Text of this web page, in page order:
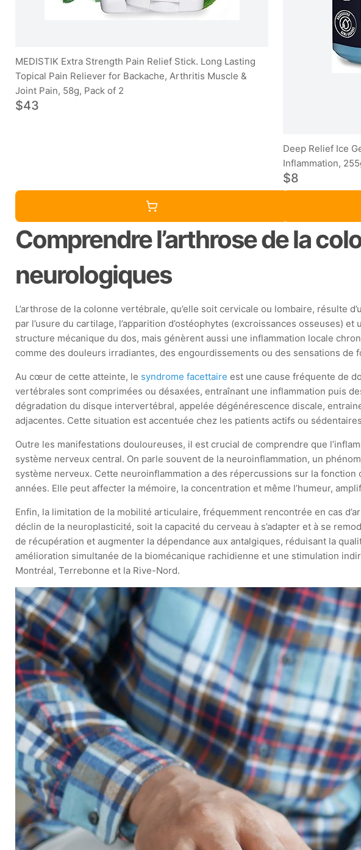
MEDISTIK Extra Strength Pain Relief Stick. Long Lasting
Topical Pain Reliever for Backache, Arthritis Muscle &
Joint Pain, 58g, Pack of 2
$43
Deep Relief Ice
Inflammation,
$8
Comprendre l’arthrose de la
neurologiques
L’arthrose de la colonne vertébrale, qu’elle soit cervicale ou lombaire,
par l’usure du cartilage, l’apparition d’ostéophytes (excroissances osseuses)
structure mécanique du dos, mais génèrent aussi une inflammation locale
comme des douleurs irradiantes, des engourdissements ou des sensations
Au cœur de cette atteinte, le syndrome facettaire est une cause fréquente de
vertébrales sont comprimées ou désaxées, entraînant une inflammation puis
dégradation du disque intervertébral, appelée dégénérescence discale,
adjacentes. Cette situation est accentuée chez les patients actifs ou
Outre les manifestations douloureuses, il est crucial de comprendre que
système nerveux central. On parle souvent de la neuroinflammation, un
système nerveux. Cette neuroinflammation a des répercussions sur la
années. Elle peut affecter la mémoire, la concentration et même l’humeur,
Enfin, la limitation de la mobilité articulaire, fréquemment rencontrée en cas
déclin de la neuroplasticité, soit la capacité du cerveau à s’adapter et à se
de récupération et augmenter la dépendance aux antalgiques, réduisant la
amélioration simultanée de la biomécanique rachidienne et une stimulation
Montréal, Terrebonne et la Rive-Nord.